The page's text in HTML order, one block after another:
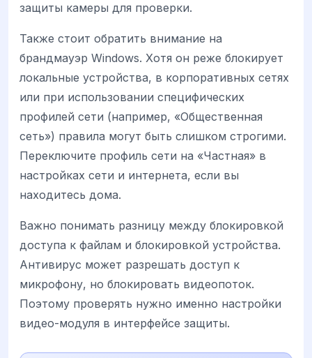
защиты камеры для проверки.
Также стоит обратить внимание на
брандмауэр Windows. Хотя он реже блокирует
локальные устройства, в корпоративных сетях
или при использовании специфических
профилей сети (например, «Общественная
сеть») правила могут быть слишком строгими.
Переключите профиль сети на «Частная» в
настройках сети и интернета, если вы
находитесь дома.
Важно понимать разницу между блокировкой
доступа к файлам и блокировкой устройства.
Антивирус может разрешать доступ к
микрофону, но блокировать видеопоток.
Поэтому проверять нужно именно настройки
видео-модуля в интерфейсе защиты.